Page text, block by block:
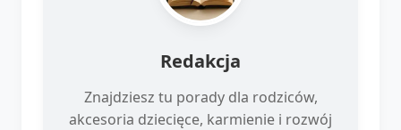
Redakcja
Znajdziesz tu porady dla rodziców,
akcesoria dziecięce, karmienie i rozwój